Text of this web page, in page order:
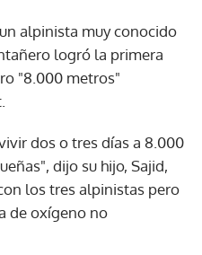
alpinista muy conocido
logró la primera
"8.000 metros"
dos o tres días a 8.000
dijo su hijo, Sajid,
los tres alpinistas pero
de oxígeno no